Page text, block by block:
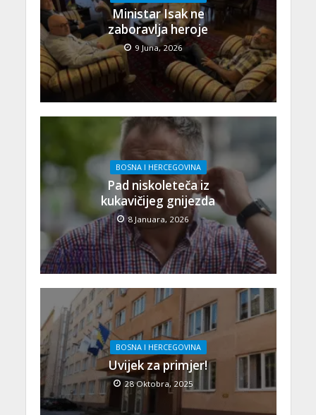
Ministar Isak ne
zaboravlja heroje
9 Juna, 2026
BOSNA I HERCEGOVINA
Pad niskoleteča iz
kukavičijeg gnijezda
8 Januara, 2026
BOSNA I HERCEGOVINA
Uvijek za primjer!
28 Oktobra, 2025